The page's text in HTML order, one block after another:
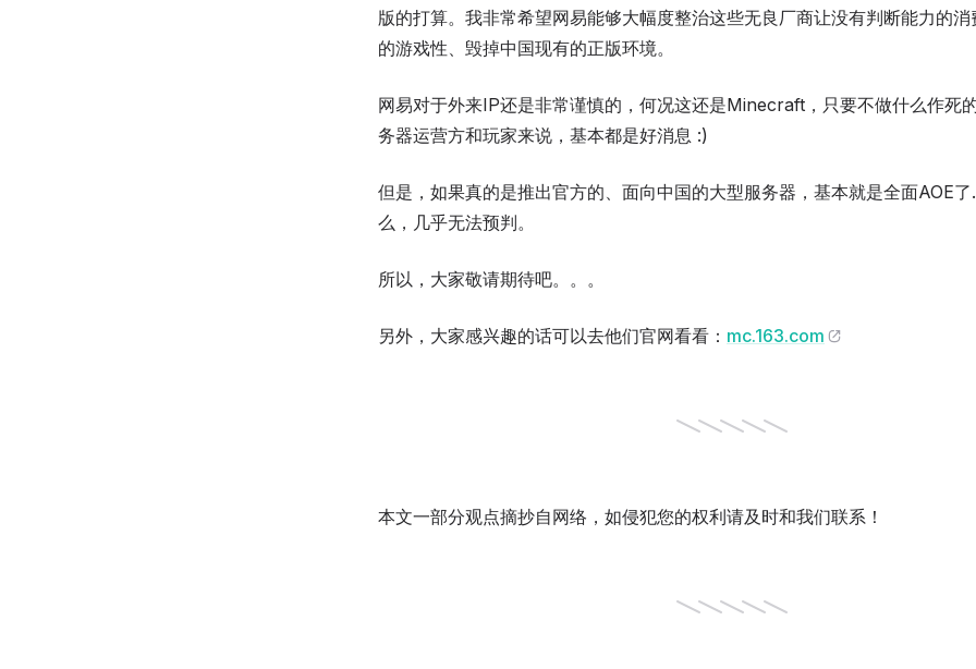
版的打算。我非常希望网易能够大幅度整治这些无良厂商让没有判断能力的消
的游戏性、毁掉中国现有的正版环境。
网易对于外来IP还是非常谨慎的，何况这还是Minecraft，只要不做什么作死
务器运营方和玩家来说，基本都是好消息 :)
但是，如果真的是推出官方的、面向中国的大型服务器，基本就是全面AOE
么，几乎无法预判。
所以，大家敬请期待吧。。。
另外，大家感兴趣的话可以去他们官网看看： mc.163.com
本文一部分观点摘抄自网络，如侵犯您的权利请及时和我们联系！